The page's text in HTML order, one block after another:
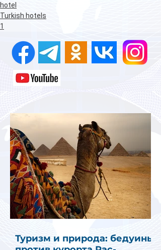
hotel
Turkish hotels
1
Туризм и природа: бедуины